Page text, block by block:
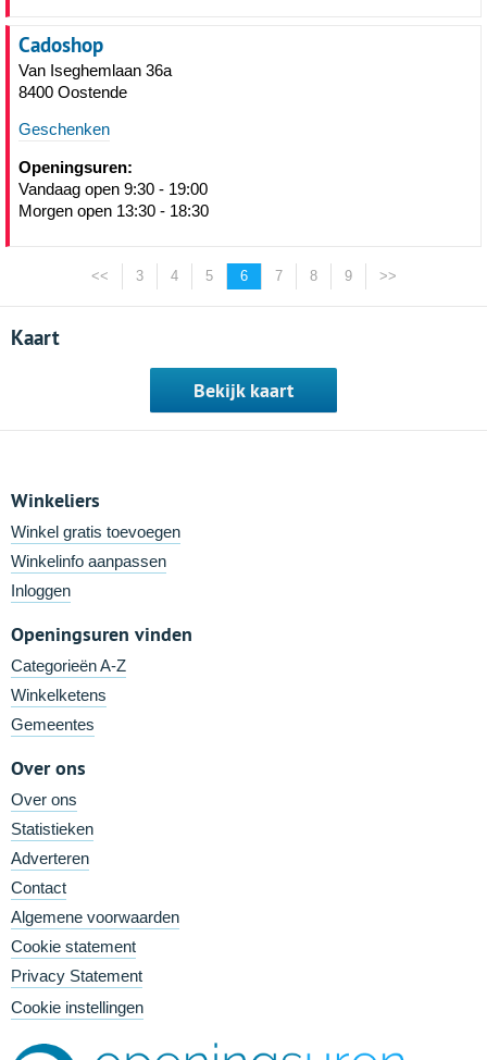
Cadoshop
Van Iseghemlaan 36a
8400 Oostende
Geschenken
Openingsuren:
Vandaag open 9:30 - 19:00
Morgen open 13:30 - 18:30
<< 3 4 5 6 7 8 9 >>
Kaart
Bekijk kaart
Winkeliers
Winkel gratis toevoegen
Winkelinfo aanpassen
Inloggen
Openingsuren vinden
Categorieën A-Z
Winkelketens
Gemeentes
Over ons
Over ons
Statistieken
Adverteren
Contact
Algemene voorwaarden
Cookie statement
Privacy Statement
Cookie instellingen